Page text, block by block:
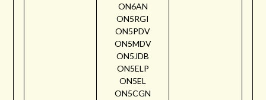
ON6AN
ON5RGI
ON5PDV
ON5MDV
ON5JDB
ON5ELP
ON5EL
ON5CGN